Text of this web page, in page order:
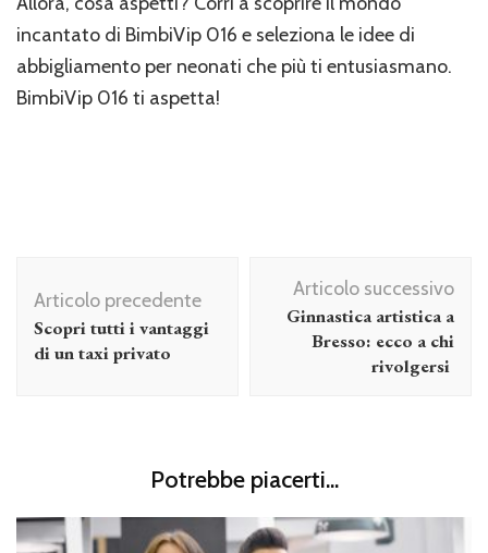
incantato di BimbiVip 016 e seleziona le idee di
abbigliamento per neonati che più ti entusiasmano.
BimbiVip 016 ti aspetta!
articolo
Articolo precedente
Scopri tutti i vantaggi
di un taxi privato
Articolo successivo
Ginnastica artistica a
Bresso: ecco a chi
rivolgersi
Potrebbe piacerti...